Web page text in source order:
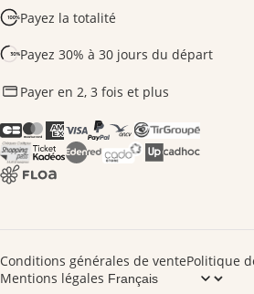
Payez la totalité
Payez 30% à 30 jours du départ
Payer en 2, 3 fois et plus​
Conditions générales de ventePolitique
Mentions légales